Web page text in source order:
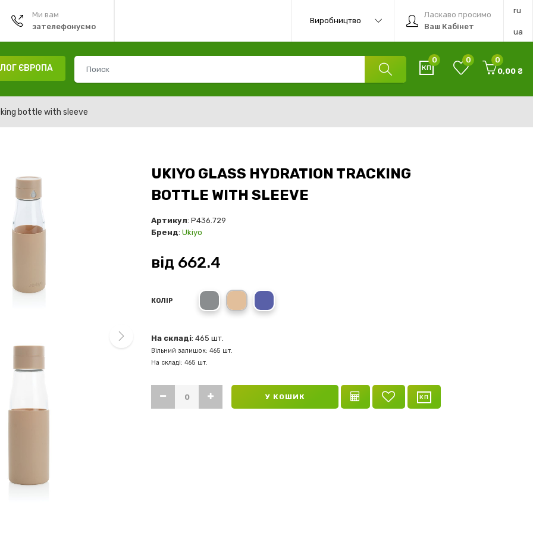
Ми вам
зателефонуємо
ru
ua
Ласкаво просимо
Ваш Кабінет
Виробництво
ЄВРОПА
0 0
0
0,00 ₴
bottle with sleeve
UKIYO GLASS HYDRATION TRACKING
BOTTLE WITH SLEEVE
Артикул: P436.729
Бренд: Ukiyo
від 662.4
КОЛІР
grey brown blue
На складі: 465 шт.
Вільний залишок: 465 шт.
На складі: 465 шт.
У КОШИК